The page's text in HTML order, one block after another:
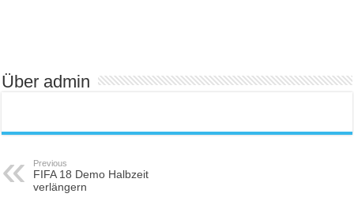
Über admin
Previous
FIFA 18 Demo Halbzeit
verlängern